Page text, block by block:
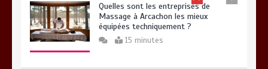
Quelles sont les entreprises de
Massage à Arcachon les mieux
équipées techniquement ?
15 minutes